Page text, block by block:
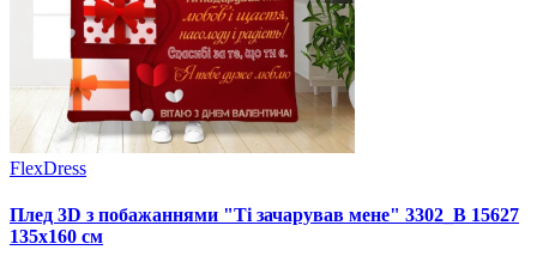
FlexDress
Плед 3D з побажаннями "Ті зачарував мене" 3302_B 15627
135х160 см